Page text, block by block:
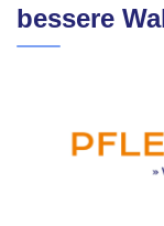
bessere